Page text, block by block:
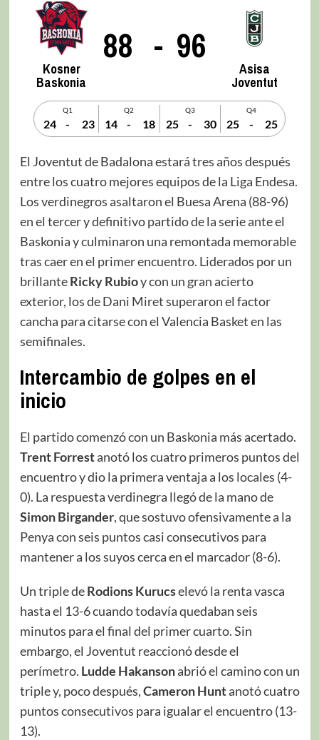
Kosner
Baskonia
88 - 96
Asisa
Joventut
Q1
24 - 23
Q2
14 - 18
Q3
25 - 30
Q4
25 - 25
El Joventut de Badalona estará tres años después
entre los cuatro mejores equipos de la Liga Endesa.
Los verdinegros asaltaron el Buesa Arena (88-96)
en el tercer y definitivo partido de la serie ante el
Baskonia y culminaron una remontada memorable
tras caer en el primer encuentro. Liderados por un
brillanteRicky Rubioy con un gran acierto
exterior, los de Dani Miret superaron el factor
cancha para citarse con el Valencia Basket en las
semifinales.
Intercambio de golpes en el
inicio
El partido comenzó con un Baskonia más acertado.
Trent Forrestanotó los cuatro primeros puntos del
encuentro y dio la primera ventaja a los locales (4-
0). La respuesta verdinegra llegó de la mano de
Simon Birgander, que sostuvo ofensivamente a la
Penya con seis puntos casi consecutivos para
mantener a los suyos cerca en el marcador (8-6).
Un triple deRodions Kurucselevó la renta vasca
hasta el 13-6 cuando todavía quedaban seis
minutos para el final del primer cuarto. Sin
embargo, el Joventut reaccionó desde el
perímetro. Ludde Hakansonabrió el camino con un
triple y, poco después,Cameron Huntanotó cuatro
puntos consecutivos para igualar el encuentro (13-
13).